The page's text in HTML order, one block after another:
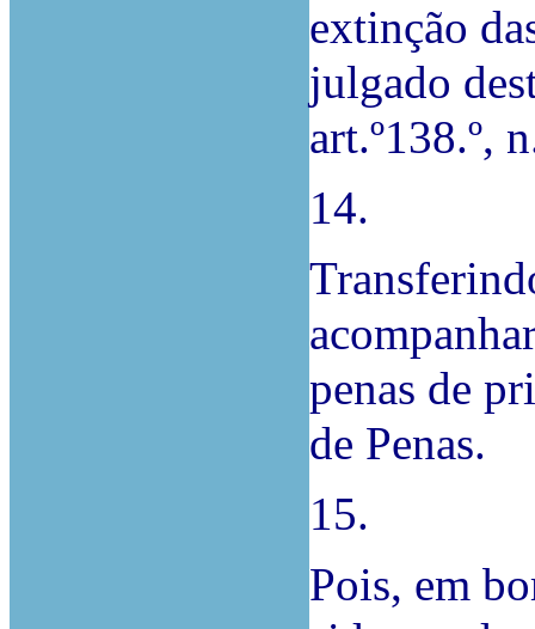
extinção
julgado
art.º138.º,
14.
penas de
de Penas.
15.
Pois, em